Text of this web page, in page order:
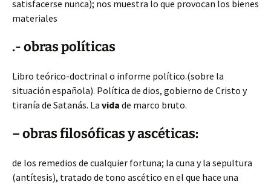
satisfacerse nunca); nos muestra lo que provocan los bienes
materiales
.- obras políticas
Libro teórico-doctrinal o informe político.(sobre la
situación española). Política de dios, gobierno de Cristo y
tiranía de Satanás. La vida de marco bruto.
– obras filosóficas y ascéticas:
de los remedios de cualquier fortuna; la cuna y la sepultura
(antítesis), tratado de tono ascético en el que hace una